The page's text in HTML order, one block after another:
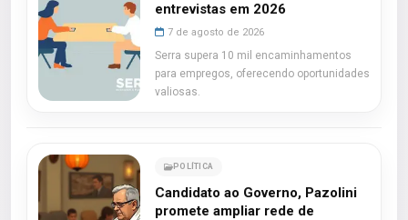
entrevistas em 2026
7 de agosto de 2026
Serra supera 10 mil encaminhamentos
para empregos, oferecendo oportunidades
valiosas.
POLÍTICA
Candidato ao Governo, Pazolini
promete ampliar rede de